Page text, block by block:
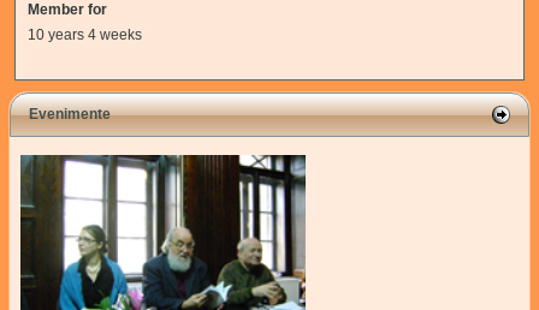
Member for
10 years 4 weeks
Evenimente